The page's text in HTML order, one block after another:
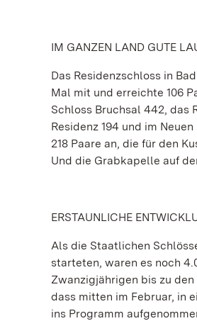
IM GANZEN LAND GUTE
Das Residenzschloss in
Mal mit und erreichte 106
Schloss Bruchsal 442, das
Residenz 194 und im
218 Paare an, die für den
Und die Grabkapelle auf
ERSTAUNLICHE
Als die Staatlichen
starteten, waren es noch
Zwanzigjährigen bis zu
dass mitten im Februar, in
ins Programm